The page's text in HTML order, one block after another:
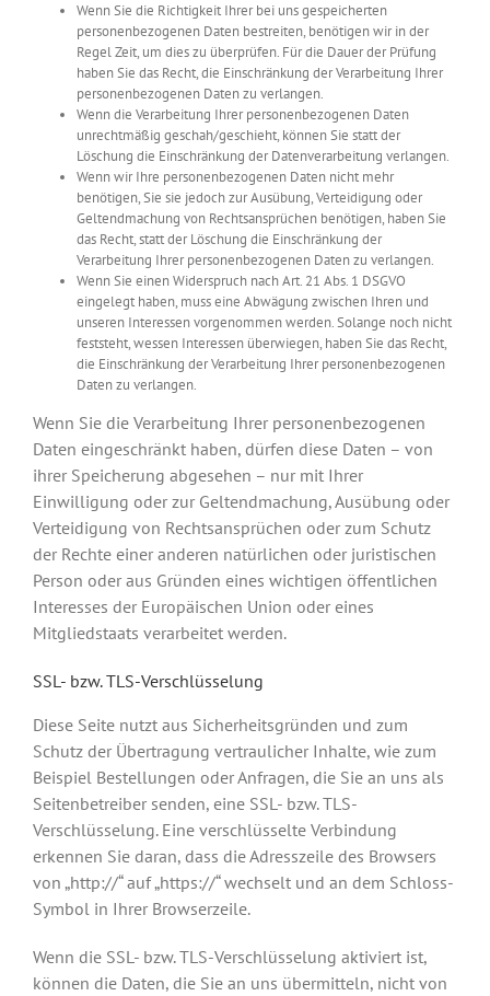
Wenn Sie die Richtigkeit Ihrer bei uns gespeicherten
personenbezogenen Daten bestreiten, benötigen wir in der
Regel Zeit, um dies zu überprüfen. Für die Dauer der Prüfung
haben Sie das Recht, die Einschränkung der Verarbeitung Ihrer
personenbezogenen Daten zu verlangen.
Wenn die Verarbeitung Ihrer personenbezogenen Daten
unrechtmäßig geschah/geschieht, können Sie statt der
Löschung die Einschränkung der Datenverarbeitung verlangen.
Wenn wir Ihre personenbezogenen Daten nicht mehr
benötigen, Sie sie jedoch zur Ausübung, Verteidigung oder
Geltendmachung von Rechtsansprüchen benötigen, haben Sie
das Recht, statt der Löschung die Einschränkung der
Verarbeitung Ihrer personenbezogenen Daten zu verlangen.
Wenn Sie einen Widerspruch nach Art. 21 Abs. 1 DSGVO
eingelegt haben, muss eine Abwägung zwischen Ihren und
unseren Interessen vorgenommen werden. Solange noch nicht
feststeht, wessen Interessen überwiegen, haben Sie das Recht,
die Einschränkung der Verarbeitung Ihrer personenbezogenen
Daten zu verlangen.
Wenn Sie die Verarbeitung Ihrer personenbezogenen
Daten eingeschränkt haben, dürfen diese Daten – von
ihrer Speicherung abgesehen – nur mit Ihrer
Einwilligung oder zur Geltendmachung, Ausübung oder
Verteidigung von Rechtsansprüchen oder zum Schutz
der Rechte einer anderen natürlichen oder juristischen
Person oder aus Gründen eines wichtigen öffentlichen
Interesses der Europäischen Union oder eines
Mitgliedstaats verarbeitet werden.
SSL- bzw. TLS-Verschlüsselung
Diese Seite nutzt aus Sicherheitsgründen und zum
Schutz der Übertragung vertraulicher Inhalte, wie zum
Beispiel Bestellungen oder Anfragen, die Sie an uns als
Seitenbetreiber senden, eine SSL- bzw. TLS-
Verschlüsselung. Eine verschlüsselte Verbindung
erkennen Sie daran, dass die Adresszeile des Browsers
von „http://“ auf „https://“ wechselt und an dem Schloss-
Symbol in Ihrer Browserzeile.
Wenn die SSL- bzw. TLS-Verschlüsselung aktiviert ist,
können die Daten, die Sie an uns übermitteln, nicht von